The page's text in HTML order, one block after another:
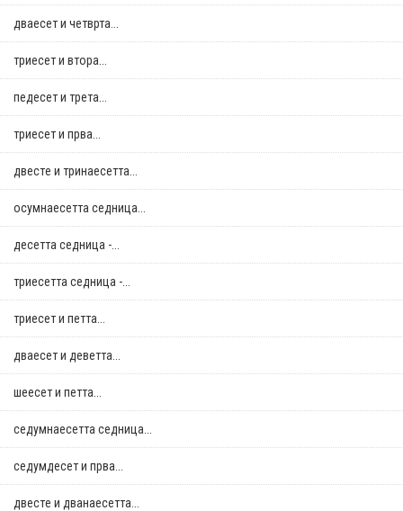
дваесет и четврта...
триесет и втора...
педесет и трета...
триесет и прва...
двестe и тринаесетта...
осумнaесетта седница...
десетта седница -...
триесетта седница -...
триесет и петта...
дваесет и деветта...
шеесет и петта...
седумнаесетта седница...
седумдесет и прва...
двестe и дванаесетта...